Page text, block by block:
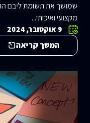
מקצועי ואיכותי...
9 אוקטובר, 2024
המשך קריאה